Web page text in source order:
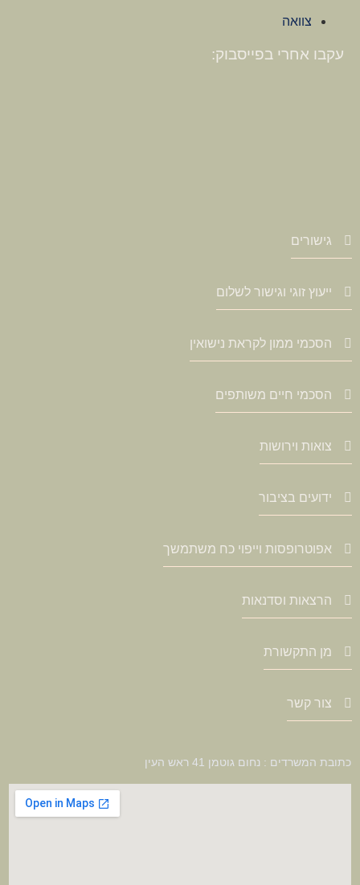
צוואה
עקבו אחרי בפייסבוק:
גישורים
ייעוץ זוגי וגישור לשלום
הסכמי ממון לקראת נישואין
הסכמי חיים משותפים
צואות וירושות
ידועים בציבור
אפוטרופסות וייפוי כח משתמשך
הרצאות וסדנאות
מן התקשורת
צור קשר
כתובת המשרדים : נחום גוטמן 41 ראש העין